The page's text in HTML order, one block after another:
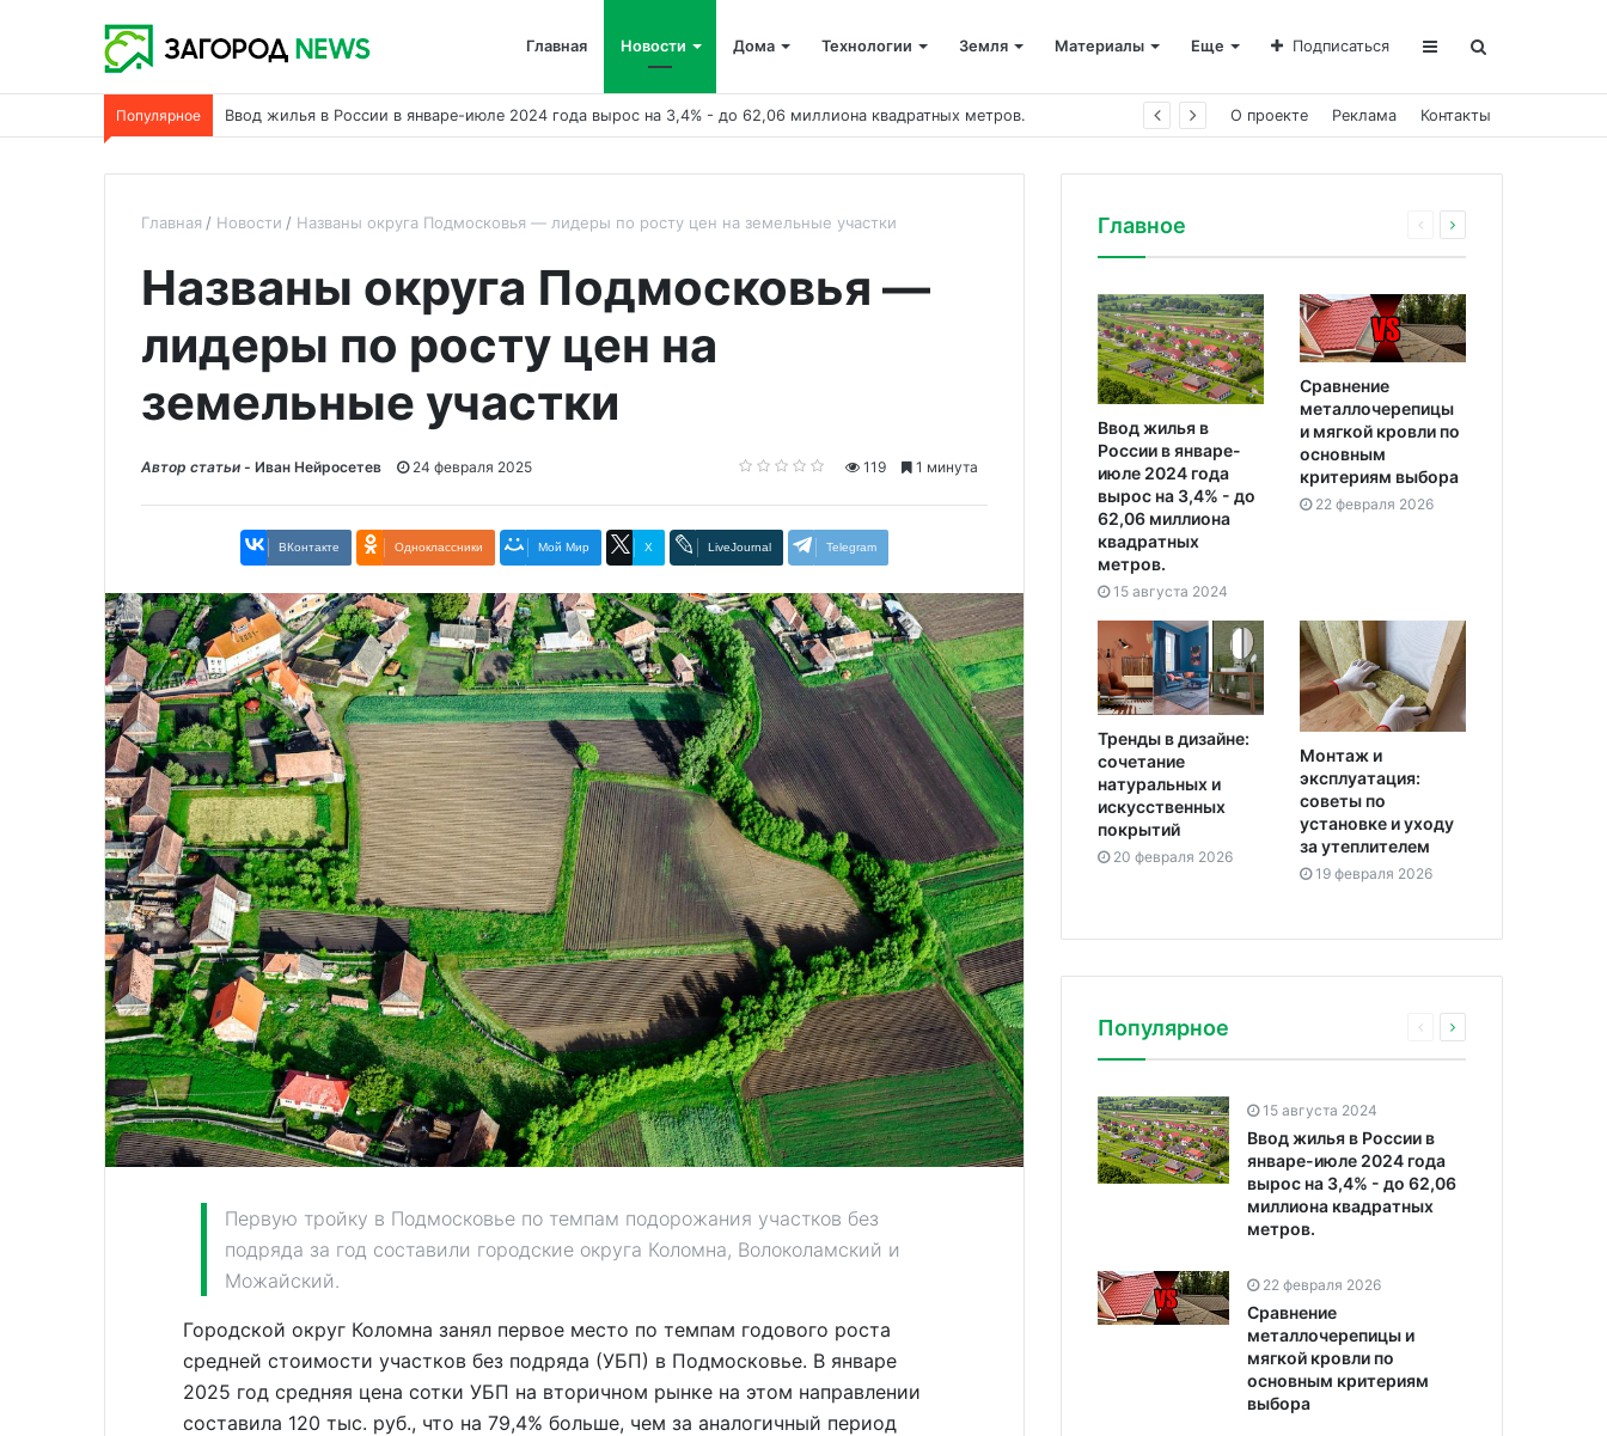
Главная Новости Дома Технологии Земля Материалы Еще Подписаться
Популярное Теплый водяной пол в каркасном дома О проекте Реклама Контакты
Главная Новости Названы округа Подмосковья — лидеры по росту цен на земельные участки
Названы округа Подмосковья —
лидеры по росту цен на
земельные участки
Автор статьи - Иван Нейросетев 24 февраля 2025 119 1 минута
ВКонтакте Одноклассники Мой Мир X LiveJournal Telegram
Первую тройку в Подмосковье по темпам подорожания участков без
подряда за год составили городские округа Коломна, Волоколамский и
Можайский.
Городской округ Коломна занял первое место по темпам годового роста
средней стоимости участков без подряда (УБП) в Подмосковье. В январе
2025 год средняя цена сотки УБП на вторичном рынке на этом направлении
составила 120 тыс. руб., что на 79,4% больше, чем за аналогичный период
Главное
Ввод жилья в
России в январе-
июле 2024 года
вырос на 3,4% - до
62,06 миллиона
квадратных
метров.
15 августа 2024
Сравнение
металлочерепицы
и мягкой кровли по
основным
критериям выбора
22 февраля 2026
Тренды в дизайне:
сочетание
натуральных и
искусственных
покрытий
20 февраля 2026
Монтаж и
эксплуатация:
советы по
установке и уходу
за утеплителем
19 февраля 2026
Популярное
15 августа 2024
Ввод жилья в России в
январе-июле 2024 года
вырос на 3,4% - до 62,06
миллиона квадратных
метров.
22 февраля 2026
Сравнение
металлочерепицы и
мягкой кровли по
основным критериям
выбора